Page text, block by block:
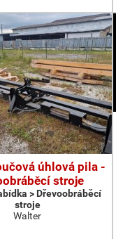
úhlová pila -
stroje
> Dřevoobráběcí
stroje
Walter